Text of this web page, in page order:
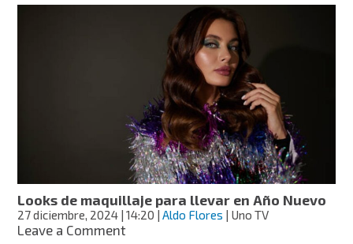
Belinda
desinflamar
la
cara
Looks de maquillaje para llevar en Año Nuevo
27 diciembre, 2024 | 14:20 |Aldo Flores | Uno TV
Leave a Commenton